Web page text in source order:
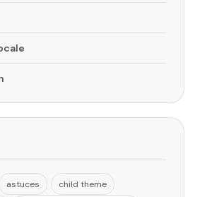
astuces
child theme